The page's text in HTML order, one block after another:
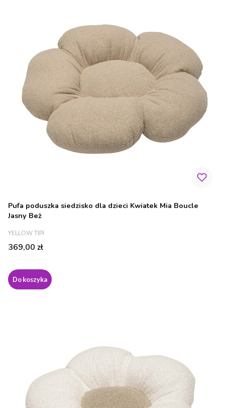
Pufa poduszka siedzisko dla dzieci Kwiatek Mia Boucle
Jasny Beż
PRODUCENT
YELLOW TIPI
Cena
369,00 zł
Do koszyka